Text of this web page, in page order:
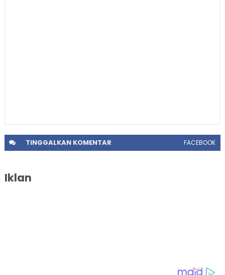
TINGGALKANKOMENTAR FACEBOOK
Iklan